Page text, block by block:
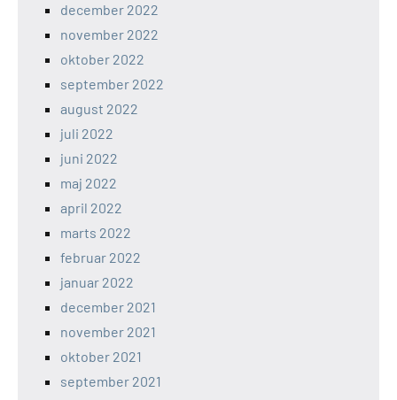
december 2022
november 2022
oktober 2022
september 2022
august 2022
juli 2022
juni 2022
maj 2022
april 2022
marts 2022
februar 2022
januar 2022
december 2021
november 2021
oktober 2021
september 2021